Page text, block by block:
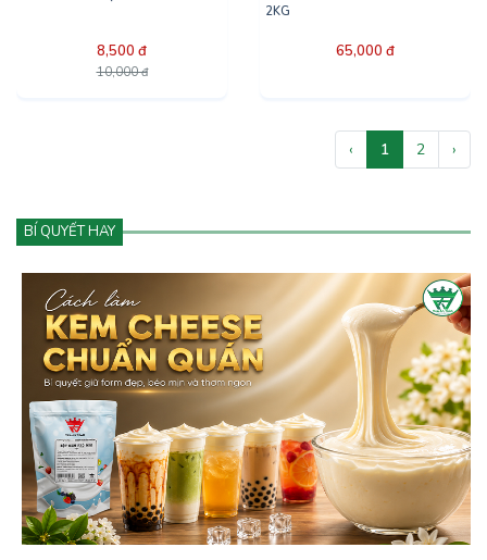
8,500 đ
10,000 đ
2KG
65,000 đ
‹ 1 2 ›
BÍ QUYẾT HAY